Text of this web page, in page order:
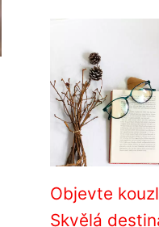
Objevte
Skvělá